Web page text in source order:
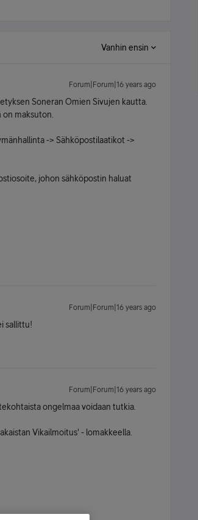
Vanhin ensin
Forum|Forum|16 years ago
Soneran Omien Sivujen kautta.
maksuton.
-> Sähköpostilaatikot ->
johon sähköpostin haluat
Forum|Forum|16 years ago
sallittu!
Forum|Forum|16 years ago
ongelmaa voidaan tutkia.
Vikailmoitus' - lomakkeella.